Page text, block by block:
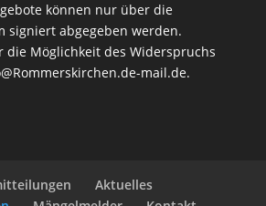
können nur über die
signiert abgegeben werden.
die Möglichkeit des Widerspruchs
mail.de.
Aktuelles